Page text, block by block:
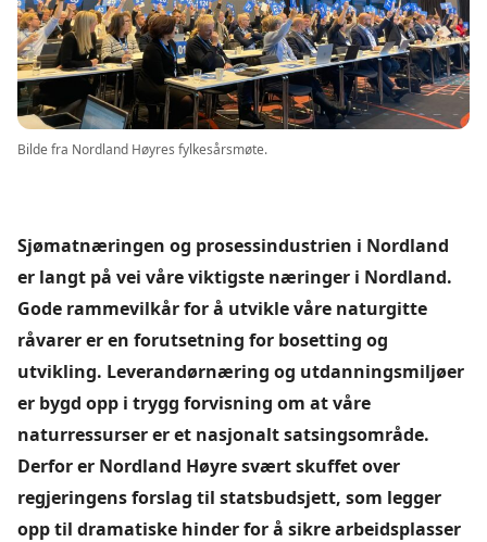
Bilde fra Nordland Høyres fylkesårsmøte.
Sjømatnæringen og prosessindustrien i Nordland
er langt på vei våre viktigste næringer i Nordland.
Gode rammevilkår for å utvikle våre naturgitte
råvarer er en forutsetning for bosetting og
utvikling. Leverandørnæring og utdanningsmiljøer
er bygd opp i trygg forvisning om at våre
naturressurser er et nasjonalt satsingsområde.
Derfor er Nordland Høyre svært skuffet over
regjeringens forslag til statsbudsjett, som legger
opp til dramatiske hinder for å sikre arbeidsplasser